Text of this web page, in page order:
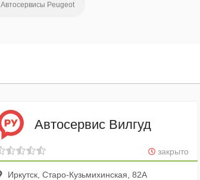
Автосервисы Peugeot
Автосервис Вилгуд
закрыто
Иркутск, Старо-Кузьмихинская, 82А